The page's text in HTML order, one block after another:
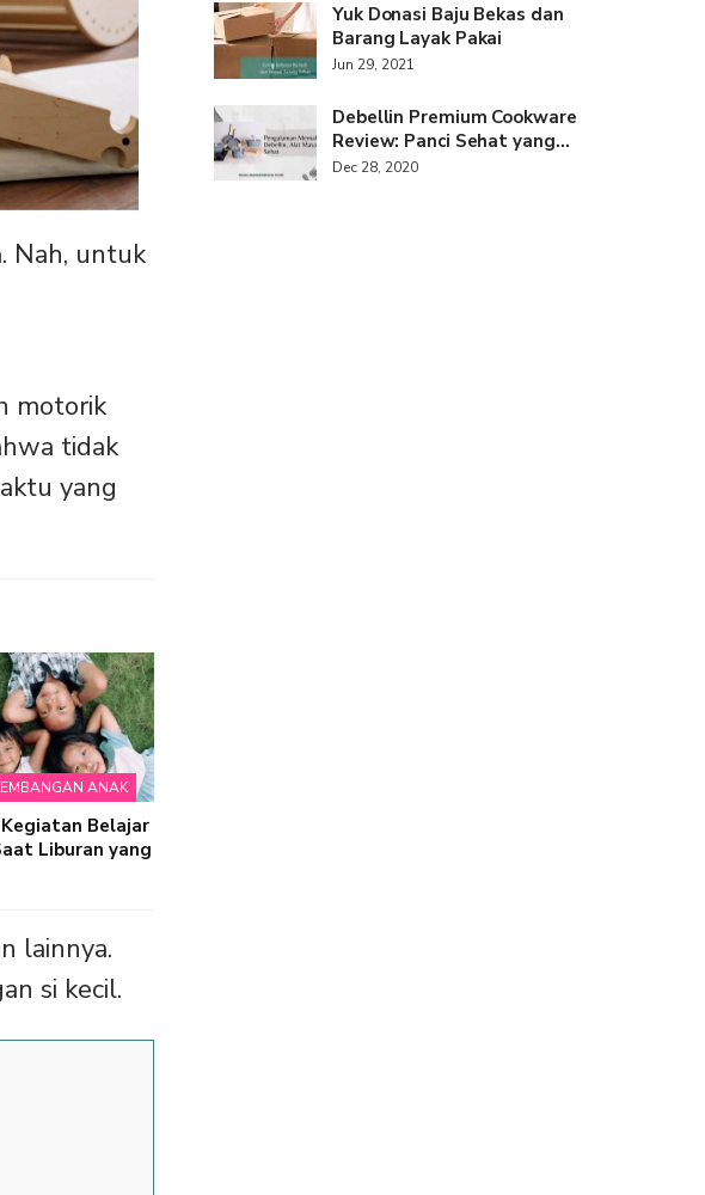
Nah, untuk
motorik
tidak
yang
ANAK
Belajar
Liburan yang
lainnya.
si kecil.
Yuk Donasi Baju Bekas dan
Barang Layak Pakai
Jun 29, 2021
Debellin Premium Cookware
Review: Panci Sehat yang…
Dec 28, 2020